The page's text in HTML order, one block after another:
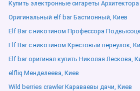
Купить электронные сигареты
Оригинальный elf bar Бастионный, Киев
Elf Bar с никотином Профессора
Elf Bar с никотином Крестовый переулок,
Elf bar оригинал купить Николая Лескова,
elfliq Менделеева, Киев
Wild berries crawler Караваевы дачи, Киев